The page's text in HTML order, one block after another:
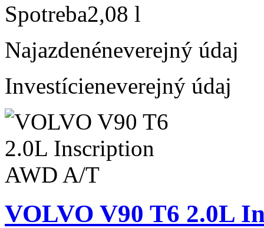
Spotreba2,08 l
Najazdenéneverejný údaj
Investícieneverejný údaj
VOLVO V90 T6 2.0L